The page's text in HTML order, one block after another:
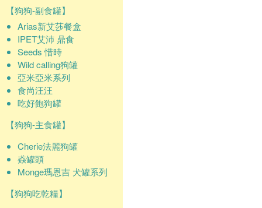
【狗狗-副食罐】
Arias新艾莎餐盒
IPET艾沛 鼎食
Seeds 惜時
Wild calling狗罐
亞米亞米系列
食尚汪汪
吃好飽狗罐
【狗狗-主食罐】
Cherie法麗狗罐
猋罐頭
Monge瑪恩吉 犬罐系列
【狗狗吃乾糧】